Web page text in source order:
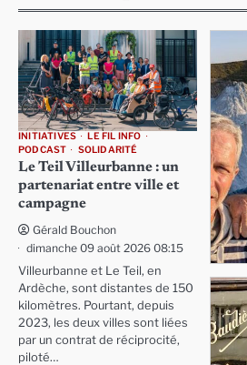
INITIATIVES
LE FIL INFO
PODCAST
SOLIDARITÉ
Le Teil Villeurbanne : un
partenariat entre ville et
campagne
Gérald Bouchon
dimanche 09 août 2026 08:15
Villeurbanne et Le Teil, en
Ardèche, sont distantes de 150
kilomètres. Pourtant, depuis
2023, les deux villes sont liées
par un contrat de réciprocité,
piloté…